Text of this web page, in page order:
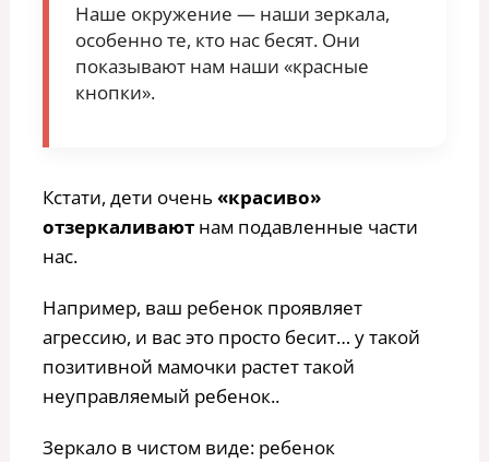
Наше окружение — наши зеркала,
особенно те, кто нас бесят. Они
показывают нам наши «красные
кнопки».
Кстати, дети очень «красиво»
отзеркаливаютнам подавленные части
нас.
Например, ваш ребенок проявляет
агрессию, и вас это просто бесит… у такой
позитивной мамочки растет такой
неуправляемый ребенок..
Зеркало в чистом виде: ребенок